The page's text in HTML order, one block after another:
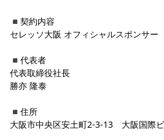
DAZNで観戦
アウェイツアー
よくある質問
サステナビリティポリシー
活動レポート
スポーツクラブ
長居公園
セレッソスポーツパーク舞洲
YANMAR
◾️契約内容
セレッソ大阪 オフィシャルスポンサー
◾️ 代表者
代表取締役社長
勝亦 隆泰
◾️住所
大阪市中央区安土町2-3-13　大阪国際